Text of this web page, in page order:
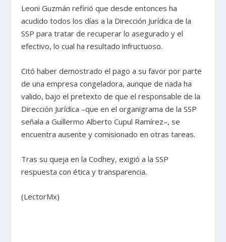
Leoni Guzmán refirió que desde entonces ha
acudido todos los días a la Dirección Jurídica de la
SSP para tratar de recuperar lo asegurado y el
efectivo, lo cual ha resultado infructuoso.
Citó haber demostrado el pago a su favor por parte
de una empresa congeladora, aunque de nada ha
valido, bajo el pretexto de que el responsable de la
Dirección Jurídica –que en el organigrama de la SSP
señala a Guillermo Alberto Cupul Ramírez–, se
encuentra ausente y comisionado en otras tareas.
Tras su queja en la Codhey, exigió a la SSP
respuesta con ética y transparencia.
(LectorMx)